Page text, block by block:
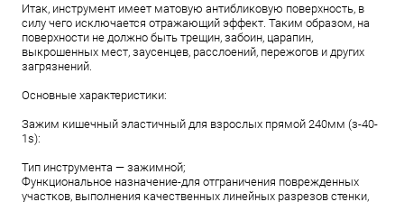
Итак, инструмент имеет матовую антибликовую поверхность, в
силу чего исключается отражающий эффект. Таким образом, на
поверхности не должно быть трещин, забоин, царапин,
выкрошенных мест, заусенцев, расслоений, пережогов и других
загрязнений.
Основные характеристики:
Зажим кишечный эластичный для взрослых прямой 240мм (з-40-
1s):
Тип инструмента — зажимной;
Функциональное назначение-для отграничения поврежденных
участков, выполнения качественных линейных разрезов стенки,